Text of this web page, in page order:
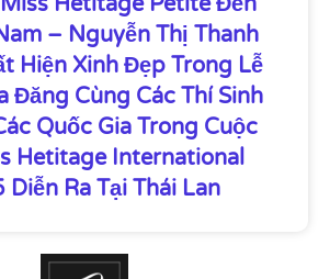
– Nguyễn Thị Thanh
Hiện Xinh Đẹp Trong Lễ
Đăng Cùng Các Thí Sinh
Quốc Gia Trong Cuộc
Hetitage International
Diễn Ra Tại Thái Lan